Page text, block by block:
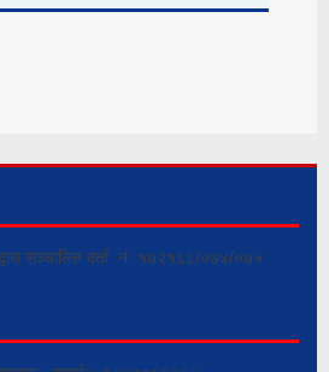
द्वारा सञ्चालित दर्ता नं. १७२१६८/०७४/०७५